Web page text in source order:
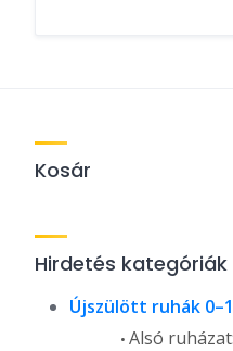
Kosár
Hirdetés kategóriák
Újszülött ruhák
Alsó